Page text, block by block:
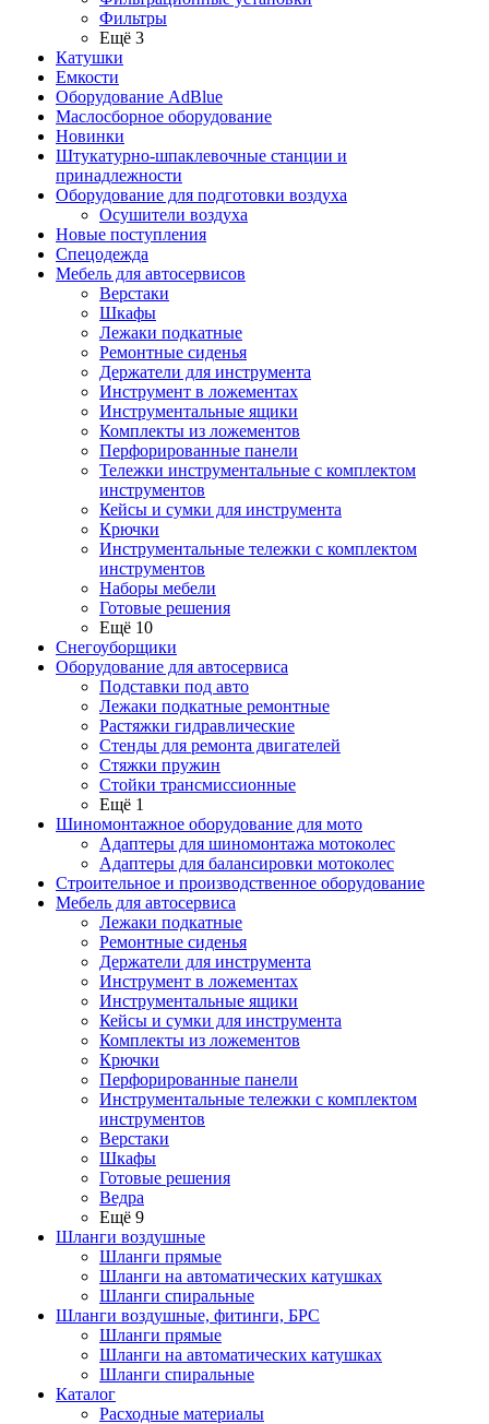
Фильтры
Ещё 3
Катушки
Емкости
Оборудование AdBlue
Маслосборное оборудование
Новинки
Штукатурно-шпаклевочные станции и
принадлежности
Оборудование для подготовки воздуха
Осушители воздуха
Новые поступления
Спецодежда
Мебель для автосервисов
Верстаки
Шкафы
Лежаки подкатные
Ремонтные сиденья
Держатели для инструмента
Инструмент в ложементах
Инструментальные ящики
Комплекты из ложементов
Перфорированные панели
Тележки инструментальные с комплектом
инструментов
Кейсы и сумки для инструмента
Крючки
Инструментальные тележки с комплектом
инструментов
Наборы мебели
Готовые решения
Ещё 10
Снегоуборщики
Оборудование для автосервиса
Подставки под авто
Лежаки подкатные ремонтные
Растяжки гидравлические
Стенды для ремонта двигателей
Стяжки пружин
Стойки трансмиссионные
Ещё 1
Шиномонтажное оборудование для мото
Адаптеры для шиномонтажа мотоколес
Адаптеры для балансировки мотоколес
Строительное и производственное оборудование
Мебель для автосервиса
Лежаки подкатные
Ремонтные сиденья
Держатели для инструмента
Инструмент в ложементах
Инструментальные ящики
Кейсы и сумки для инструмента
Комплекты из ложементов
Крючки
Перфорированные панели
Инструментальные тележки с комплектом
инструментов
Верстаки
Шкафы
Готовые решения
Ведра
Ещё 9
Шланги воздушные
Шланги прямые
Шланги на автоматических катушках
Шланги спиральные
Шланги воздушные, фитинги, БРС
Шланги прямые
Шланги на автоматических катушках
Шланги спиральные
Каталог
Расходные материалы